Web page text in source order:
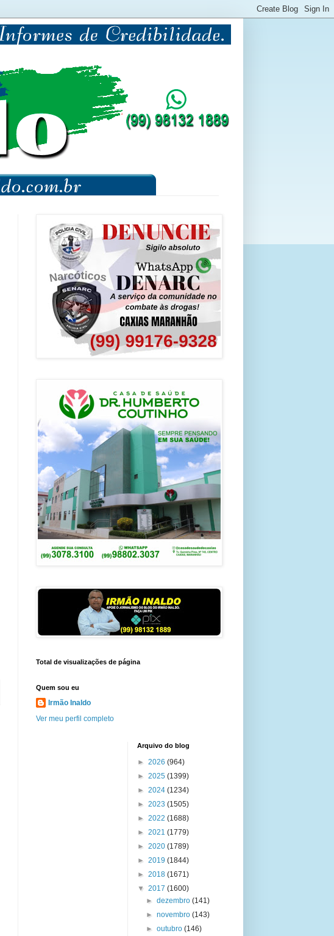
Total de visualizações de página
Quem sou eu
Irmão Inaldo
Ver meu perfil completo
Arquivo do blog
► 2026 (964)
► 2025 (1399)
► 2024 (1234)
► 2023 (1505)
► 2022 (1688)
► 2021 (1779)
► 2020 (1789)
► 2019 (1844)
► 2018 (1671)
▼ 2017 (1600)
►dezembro(141)
►novembro(143)
►outubro(146)